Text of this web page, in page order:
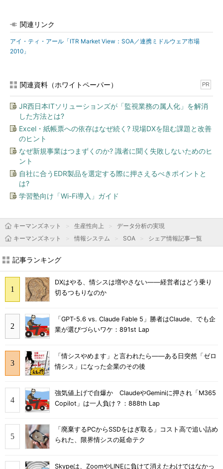
関連リンク
アイ・ティ・アール「ITR Market View：SOA／連携ミドルウェア市場
2010」
関連資料（ホワイトペーパー） PR
JR西日本ITソリューションズが「監視業務の属人化」を解消
した方法とは?
Excel・紙帳票への依存はなぜ続く? 現場DXを阻む課題と改善
のヒント
なぜ新規事業はつまずくのか? 識者に聞く失敗しないためのヒ
ント
自社に合うEDR製品を選定する際に押さえるべきポイントと
は?
学習塾向け「Wi-Fi導入」ガイド
キーマンズネット 生産性向上
データ分析の実現
キーマンズネット
情報システム SOA シェア情報記事一覧
記事ランキング
DXはやる、情シスは増やさない――経営者はどう乗り
切るつもりなのか
「GPT-5.6 vs. Claude Fable 5」勝者はClaude、でも企
業が選びづらいワケ：891st Lap
「情シスやめます」と言われたら――ある日突然「ゼロ
情シス」になった企業のその後
強気値上げで自爆か ClaudeやGeminiに押され「M365
Copilot」は一人負け？：888th Lap
「廃棄するPCからSSDをはぎ取る」コスト高で追い詰め
られた、限界情シスの延命テク
Skypeは、ZoomやLINEに負けて消えたわけではなかっ